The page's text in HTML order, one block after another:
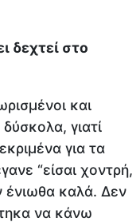
δεχτεί στο
και
γιατί
για τα
“είσαι χοντρή,
ένιωθα καλά. Δεν
να κάνω